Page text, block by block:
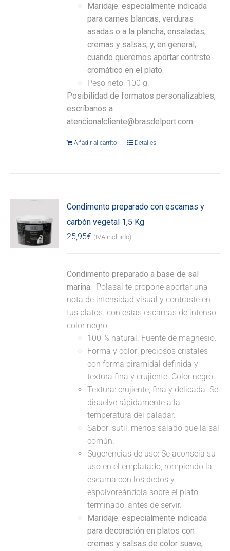
Maridaje: especialmente indicada
para carnes blancas, verduras
asadas o a la plancha, ensaladas,
cremas y salsas, y, en general,
cuando queremos aportar contrste
cromático en el plato.
Peso neto: 100 g.
Posibilidad de formatos personalizables,
escríbanos a
atencionalcliente@brasdelport.com
Añadir al carrito Detalles
Condimento preparado con escamas y
carbón vegetal 1,5 Kg
25,95€ (IVA incluido)
Condimento preparado a base de sal
marina. Polasal te propone aportar una
nota de intensidad visual y contraste en
tus platos. con estas escamas de intenso
color negro.
100 % natural. Fuente de magnesio.
Forma y color: preciosos cristales
con forma piramidal definida y
textura fina y crujiente. Color negro.
Textura: crujiente, fina y delicada. Se
disuelve rápidamente a la
temperatura del paladar.
Sabor: sutil, menos salado que la sal
común.
Sugerencias de uso: Se aconseja su
uso en el emplatado, rompiendo la
escama con los dedos y
espolvoreándola sobre el plato
terminado, antes de servir.
Maridaje: especialmente indicada
para decoración en platos con
cremas y salsas de color suave,